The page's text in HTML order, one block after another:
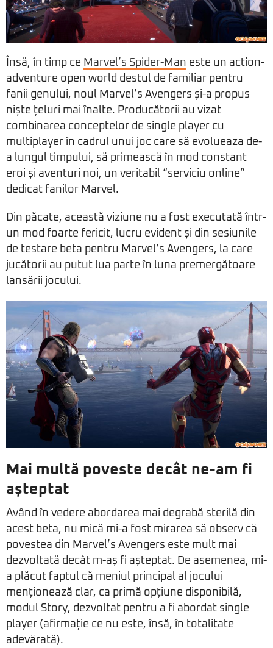
Însă, în timp ce Marvel’s Spider-Man este un action-
adventure open world destul de familiar pentru
fanii genului, noul Marvel’s Avengers și-a propus
niște țeluri mai înalte. Producătorii au vizat
combinarea conceptelor de single player cu
multiplayer în cadrul unui joc care să evolueaza de-
a lungul timpului, să primească în mod constant
eroi și aventuri noi, un veritabil “serviciu online”
dedicat fanilor Marvel.
Din păcate, această viziune nu a fost executată într-
un mod foarte fericit, lucru evident și din sesiunile
de testare beta pentru Marvel’s Avengers, la care
jucătorii au putut lua parte în luna premergătoare
lansării jocului.
Mai multă poveste decât ne-am fi
așteptat
Având în vedere abordarea mai degrabă sterilă din
acest beta, nu mică mi-a fost mirarea să observ că
povestea din Marvel’s Avengers este mult mai
dezvoltată decât m-aș fi așteptat. De asemenea, mi-
a plăcut faptul că meniul principal al jocului
menționează clar, ca primă opțiune disponibilă,
modul Story, dezvoltat pentru a fi abordat single
player (afirmație ce nu este, însă, în totalitate
adevărată).